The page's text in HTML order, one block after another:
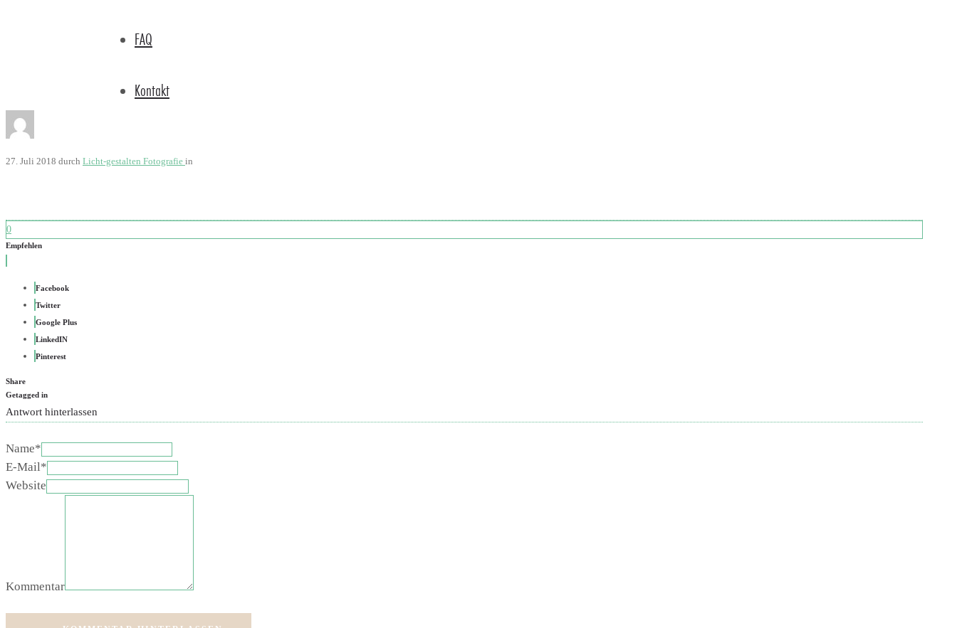
FAQ
Kontakt
27. Juli 2018 durch Licht-gestalten Fotografie in
0
Empfehlen
Facebook
Twitter
Google Plus
LinkedIN
Pinterest
Share
Getagged in
Antwort hinterlassen
Name*
E-Mail*
Website
Kommentar